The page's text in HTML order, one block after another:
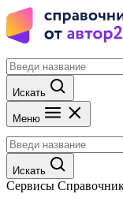
Искать
Меню
Искать
Сервисы